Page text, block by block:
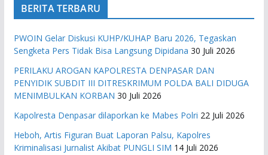
BERITA TERBARU
PWOIN Gelar Diskusi KUHP/KUHAP Baru 2026, Tegaskan
Sengketa Pers Tidak Bisa Langsung Dipidana 30 Juli 2026
PERILAKU AROGAN KAPOLRESTA DENPASAR DAN
PENYIDIK SUBDIT III DITRESKRIMUM POLDA BALI DIDUGA
MENIMBULKAN KORBAN 30 Juli 2026
Kapolresta Denpasar dilaporkan ke Mabes Polri 22 Juli 2026
Heboh, Artis Figuran Buat Laporan Palsu, Kapolres
Kriminalisasi Jurnalist Akibat PUNGLI SIM 14 Juli 2026